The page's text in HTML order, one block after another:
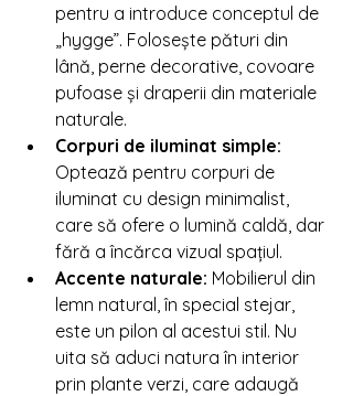
pentru a introduce conceptul de
„hygge”. Folosește pături din
lână, perne decorative, covoare
pufoase și draperii din materiale
naturale.
Corpuri de iluminat simple:
Optează pentru corpuri de
iluminat cu design minimalist,
care să ofere o lumină caldă, dar
fără a încărca vizual spațiul.
Accente naturale: Mobilierul din
lemn natural, în special stejar,
este un pilon al acestui stil. Nu
uita să aduci natura în interior
prin plante verzi, care adaugă